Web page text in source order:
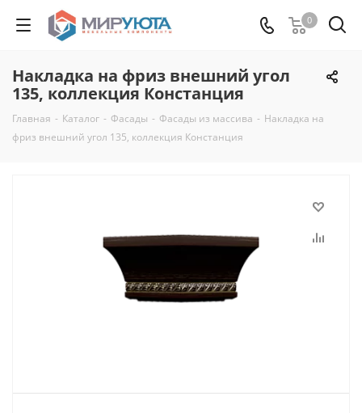
0
Накладка на фриз внешний угол
135, коллекция Констанция
Главная - Каталог - Фасады - Фасады из массива - Накладка на
фриз внешний угол 135, коллекция Констанция